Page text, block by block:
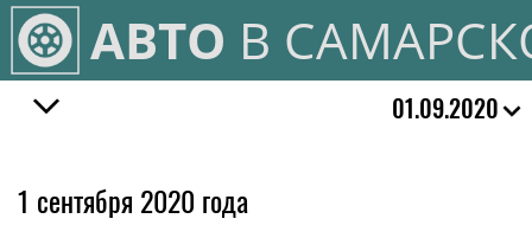
АВТО В
01.09.2020
1 сентября 2020 года